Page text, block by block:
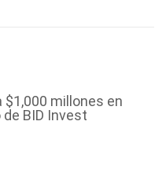
millones en
BID Invest